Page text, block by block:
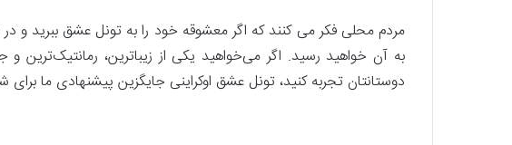
مردم محلی فکر می کنند که اگر معشوقه خود را به تونل عشق ببرید و در
به آن خواهید رسید. اگر می‌خواهید یکی از زیباترین، رمانتیک‌ترین
دوستانتان تجربه کنید، تونل عشق اوکراینی جایگزین پیشنهادی ما